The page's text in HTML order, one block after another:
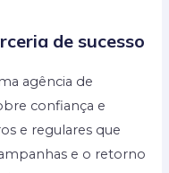
de sucesso
agência de
confiança e
e regulares que
e o retorno